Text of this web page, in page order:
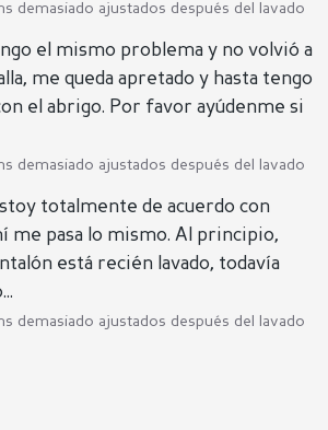
demasiado ajustados después del lavado
el mismo problema y no volvió a
me queda apretado y hasta tengo
el abrigo. Por favor ayúdenme si
demasiado ajustados después del lavado
totalmente de acuerdo con
me pasa lo mismo. Al principio,
está recién lavado, todavía
demasiado ajustados después del lavado